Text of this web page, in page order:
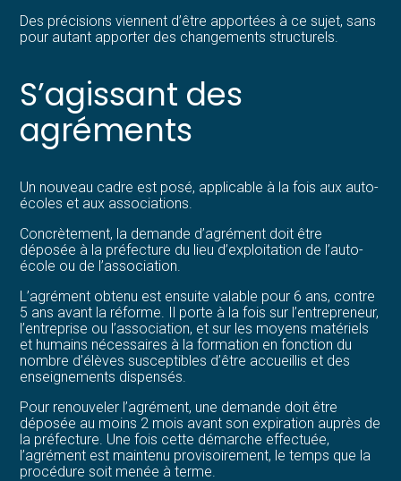
Des précisions viennent d’être apportées à ce sujet, sans
pour autant apporter des changements structurels.
S’agissant des
agréments
Un nouveau cadre est posé, applicable à la fois aux auto-
écoles et aux associations.
Concrètement, la demande d’agrément doit être
déposée à la préfecture du lieu d’exploitation de l’auto-
école ou de l’association.
L’agrément obtenu est ensuite valable pour 6 ans, contre
5 ans avant la réforme. Il porte à la fois sur l’entrepreneur,
l’entreprise ou l’association, et sur les moyens matériels
et humains nécessaires à la formation en fonction du
nombre d’élèves susceptibles d’être accueillis et des
enseignements dispensés.
Pour renouveler l’agrément, une demande doit être
déposée au moins 2 mois avant son expiration auprès de
la préfecture. Une fois cette démarche effectuée,
l’agrément est maintenu provisoirement, le temps que la
procédure soit menée à terme.